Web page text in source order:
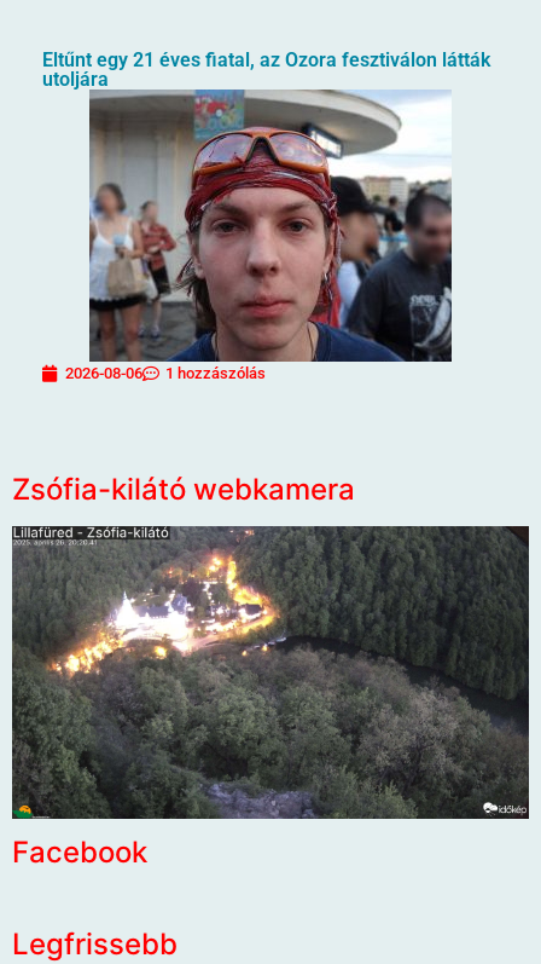
Eltűnt egy 21 éves fiatal, az Ozora fesztiválon látták
utoljára
2026-08-06 1 hozzászólás
Zsófia-kilátó webkamera
Facebook
Legfrissebb